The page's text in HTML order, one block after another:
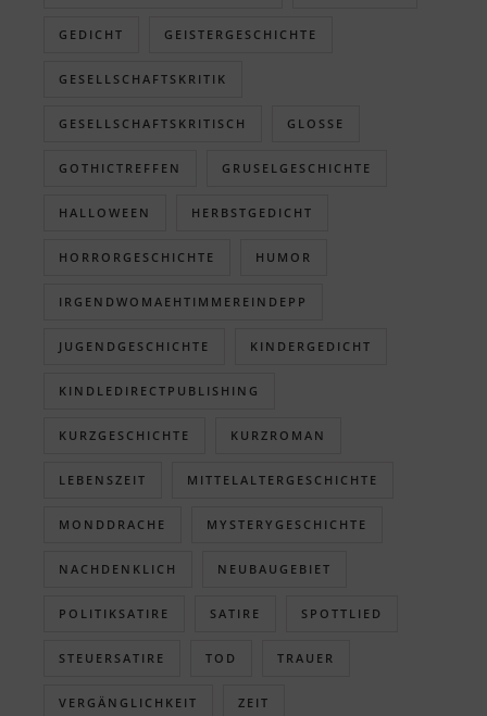
GEDICHT GEISTERGESCHICHTE
GESELLSCHAFTSKRITIK
GESELLSCHAFTSKRITISCH GLOSSE
GOTHICTREFFEN GRUSELGESCHICHTE
HALLOWEEN HERBSTGEDICHT
HORRORGESCHICHTE HUMOR
IRGENDWOMAEHTIMMEREINDEPP
JUGENDGESCHICHTE KINDERGEDICHT
KINDLEDIRECTPUBLISHING
KURZGESCHICHTE KURZROMAN
LEBENSZEIT MITTELALTERGESCHICHTE
MONDDRACHE MYSTERYGESCHICHTE
NACHDENKLICH NEUBAUGEBIET
POLITIKSATIRE SATIRE SPOTTLIED
STEUERSATIRE TOD TRAUER
VERGÄNGLICHKEIT ZEIT